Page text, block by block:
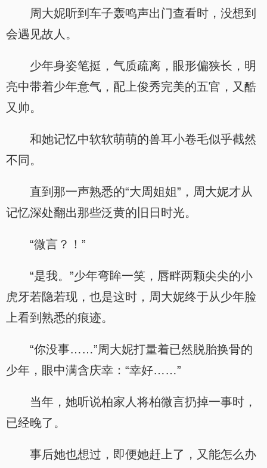
周大妮听到车子轰鸣声出门查看时，没想到
会遇见故人。
少年身姿笔挺，气质疏离，眼形偏狭长，明
亮中带着少年意气，配上俊秀完美的五官，又酷
又帅。
和她记忆中软软萌萌的兽耳小卷毛似乎截然
不同。
直到那一声熟悉的“大周姐姐”，周大妮才从
记忆深处翻出那些泛黄的旧日时光。
“微言？！”
“是我。”少年弯眸一笑，唇畔两颗尖尖的小
虎牙若隐若现，也是这时，周大妮终于从少年脸
上看到熟悉的痕迹。
“你没事……”周大妮打量着已然脱胎换骨的
少年，眼中满含庆幸：“幸好……”
当年，她听说柏家人将柏微言扔掉一事时，
已经晚了。
事后她也想过，即便她赶上了，又能怎么办